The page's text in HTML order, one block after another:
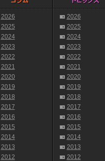
2026
2025
2024
2023
2022
2021
2020
2019
2018
2017
2016
2015
2014
2013
2012
2026
2025
2024
2023
2022
2021
2020
2019
2018
2017
2016
2015
2014
2013
2012